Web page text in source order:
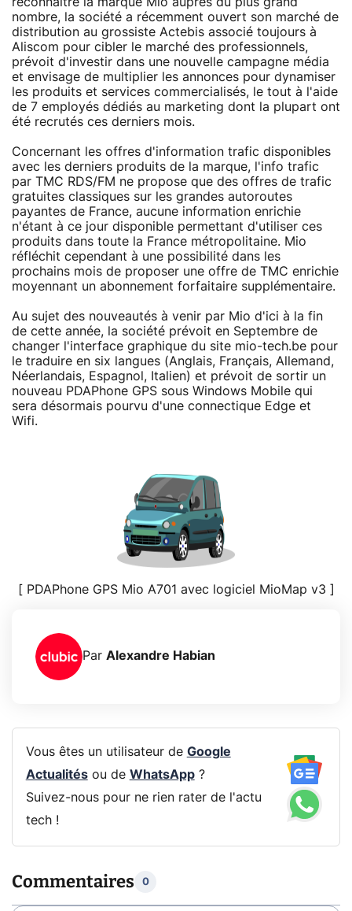
nombre, la société a récemment ouvert son marché de
distribution au grossiste Actebis associé toujours à
Aliscom pour cibler le marché des professionnels,
prévoit d'investir dans une nouvelle campagne média
et envisage de multiplier les annonces pour dynamiser
les produits et services commercialisés, le tout à l'aide
de 7 employés dédiés au marketing dont la plupart ont
été recrutés ces derniers mois.
Concernant les offres d'information trafic disponibles
avec les derniers produits de la marque, l'info trafic
par TMC RDS/FM ne propose que des offres de trafic
gratuites classiques sur les grandes autoroutes
payantes de France, aucune information enrichie
n'étant à ce jour disponible permettant d'utiliser ces
produits dans toute la France métropolitaine. Mio
réfléchit cependant à une possibilité dans les
prochains mois de proposer une offre de TMC enrichie
moyennant un abonnement forfaitaire supplémentaire.
Au sujet des nouveautés à venir par Mio d'ici à la fin
de cette année, la société prévoit en Septembre de
changer l'interface graphique du site mio-tech.be pour
le traduire en six langues (Anglais, Français, Allemand,
Néerlandais, Espagnol, Italien) et prévoit de sortir un
nouveau PDAPhone GPS sous Windows Mobile qui
sera désormais pourvu d'une connectique Edge et
Wifi.
[ PDAPhone GPS Mio A701 avec logiciel MioMap v3 ]
Par Alexandre Habian
Vous êtes un utilisateur de Google
Actualitésou de WhatsApp?
Suivez-nous pour ne rien rater de l'actu
tech !
Commentaires 0